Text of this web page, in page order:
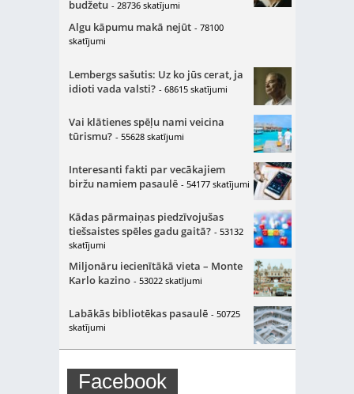
budžetu - 28736 skatījumi
Algu kāpumu makā nejūt - 78100
skatījumi
Lembergs sašutis: Uz ko jūs cerat, ja
idioti vada valsti? - 68615 skatījumi
Vai klātienes spēļu nami veicina
tūrismu? - 55628 skatījumi
Interesanti fakti par vecākajiem
biržu namiem pasaulē - 54177 skatījumi
Kādas pārmaiņas piedzīvojušas
tiešsaistes spēles gadu gaitā? - 53132
skatījumi
Miljonāru iecienītākā vieta – Monte
Karlo kazino - 53022 skatījumi
Labākās bibliotēkas pasaulē - 50725
skatījumi
Facebook